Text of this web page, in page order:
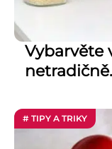
Vybarvěte
# TIPY A TRIKY